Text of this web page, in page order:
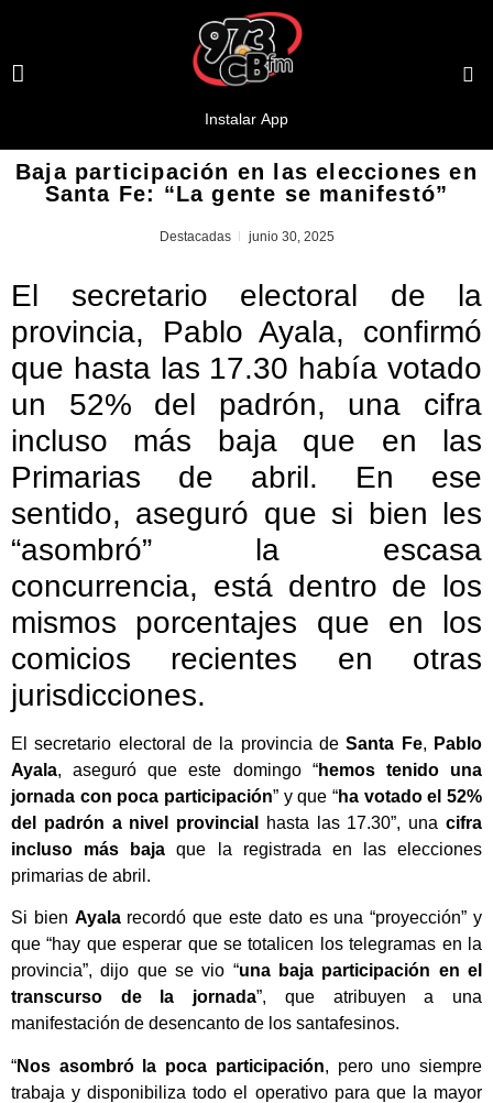
Baja participación en las elecciones en
Santa Fe: “La gente se manifestó”
Destacadas junio 30, 2025
El secretario electoral de la
provincia, Pablo Ayala, confirmó
que hasta las 17.30 había votado
un 52% del padrón, una cifra
incluso más baja que en las
Primarias de abril. En ese
sentido, aseguró que si bien les
“asombró” la escasa
concurrencia, está dentro de los
mismos porcentajes que en los
comicios recientes en otras
jurisdicciones.
El secretario electoral de la provincia deSanta Fe, Pablo
Ayala, aseguró que este domingo “hemos tenido una
jornada con poca participación” y que “ha votado el 52%
del padrón a nivel provincial
hasta las 17.30”, unacifra
incluso más baja que la registrada en las elecciones
primarias de abril.
Si bien Ayalarecordó que este dato es una “proyección” y
que “hay que esperar que se totalicen los telegramas en la
provincia”, dijo que se vio “una baja participación en el
transcurso de la jornada”, que atribuyen a una
manifestación de desencanto de los santafesinos.
“Nos asombró la poca participación, pero uno siempre
trabaja y disponibiliza todo el operativo para que la mayor